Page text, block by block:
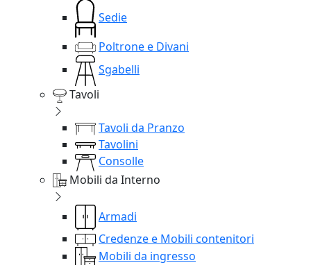
Sedie
Poltrone e Divani
Sgabelli
Tavoli
Tavoli da Pranzo
Tavolini
Consolle
Mobili da Interno
Armadi
Credenze e Mobili contenitori
Mobili da ingresso